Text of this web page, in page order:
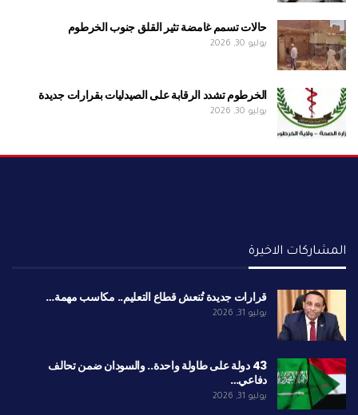
حالات تسمم غامضة تثير القلق جنوب الخرطوم
يوليو 30, 2026
الخرطوم تشدد الرقابة على الصيدليات بقرارات جديدة
يوليو 30, 2026
المشاركات الاخيرة
قرارات جديدة تُنعش قطاع التعليم.. مكاسب مهمة…
يوليو 31, 2026
43 دولة على طاولة واحدة.. والسودان ضمن تحالف
دفاعي…
يوليو 31, 2026